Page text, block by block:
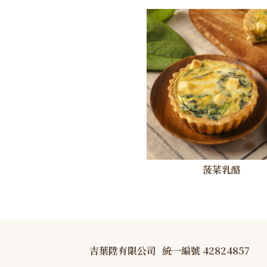
菠菜乳酪
吉葉陞有限公司 統一編號 42824857